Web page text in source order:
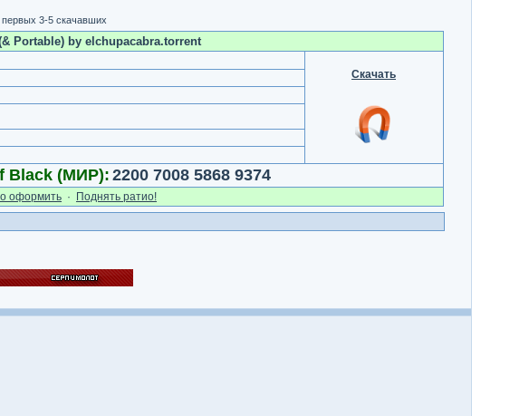
первых 3-5 скачавших
Portable) by elchupacabra.torrent
Скачать
Black (МИР):2200 7008 5868 9374
оформить · Поднять ратио!